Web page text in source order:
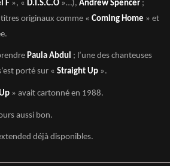
F », « D.I.S.C.O »…), Andrew Spencer ;
originaux comme « Coming Home » et
Paula Abdul ; l’une des chanteuses
porté sur « Straight Up ».
» avait cartonné en 1988.
aussi bon.
déjà disponibles.